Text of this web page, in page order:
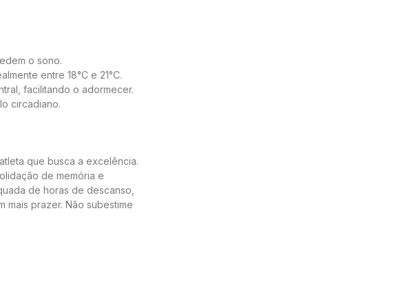
o sono.
entre 18°C e 21°C.
facilitando o adormecer.
circadiano.
que busca a excelência.
de memória e
de horas de descanso,
prazer. Não subestime